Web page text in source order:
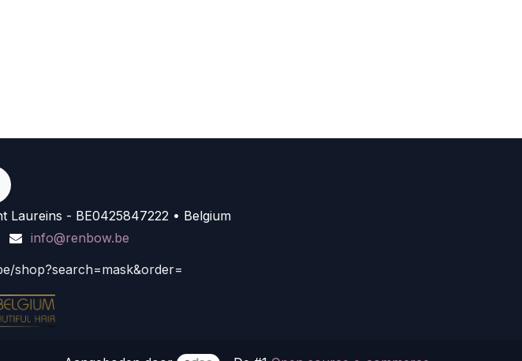
Laureins - BE0425847222 • Belgium
info@renbow.be
shop?search=mask&order=